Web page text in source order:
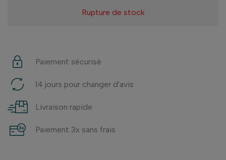
Rupture de stock
Paiement sécurisé
14 jours pour changer d'avis
Livraison rapide
Paiement 3x sans frais